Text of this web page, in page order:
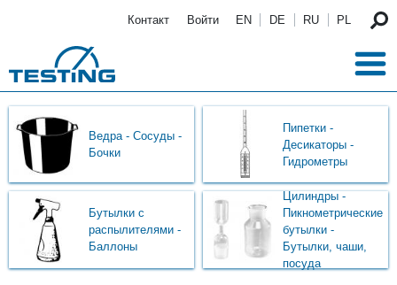
Контакт Войти EN DE RU PL
Ведра - Сосуды -
Бочки
Пипетки -
Десикаторы -
Гидрометры
Бутылки с
распылителями -
Баллоны
Цилиндры -
Пикнометрические
бутылки -
Бутылки, чаши,
посуда